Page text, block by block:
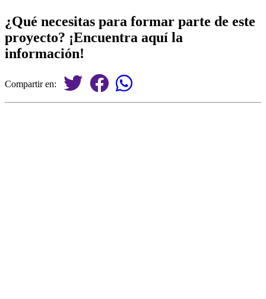
¿Qué necesitas para formar parte de este
proyecto? ¡Encuentra aquí la
información!
Compartir en: